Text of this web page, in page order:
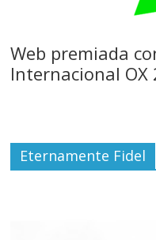
Web premiada
Internacional OX
Eternamente Fidel